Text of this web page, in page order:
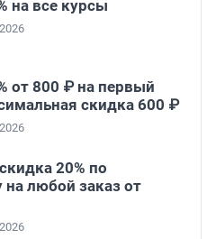
на все курсы
от 800 ₽ на первый
скидка 600 ₽
20% по
любой заказ от